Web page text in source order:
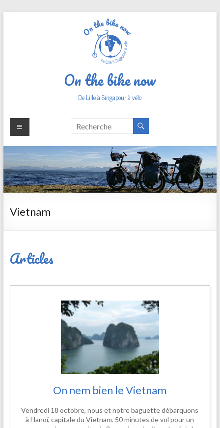
On the bike now
De Lille à Singapour à vélo
Vietnam
Articles
On nem bien le Vietnam
Vendredi 18 octobre, nous et notre baguette débarquons
à Hanoï, capitale du Vietnam. 50 minutes de vol pour un